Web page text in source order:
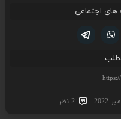
های اجتماعی
لینکدین
2 نظر